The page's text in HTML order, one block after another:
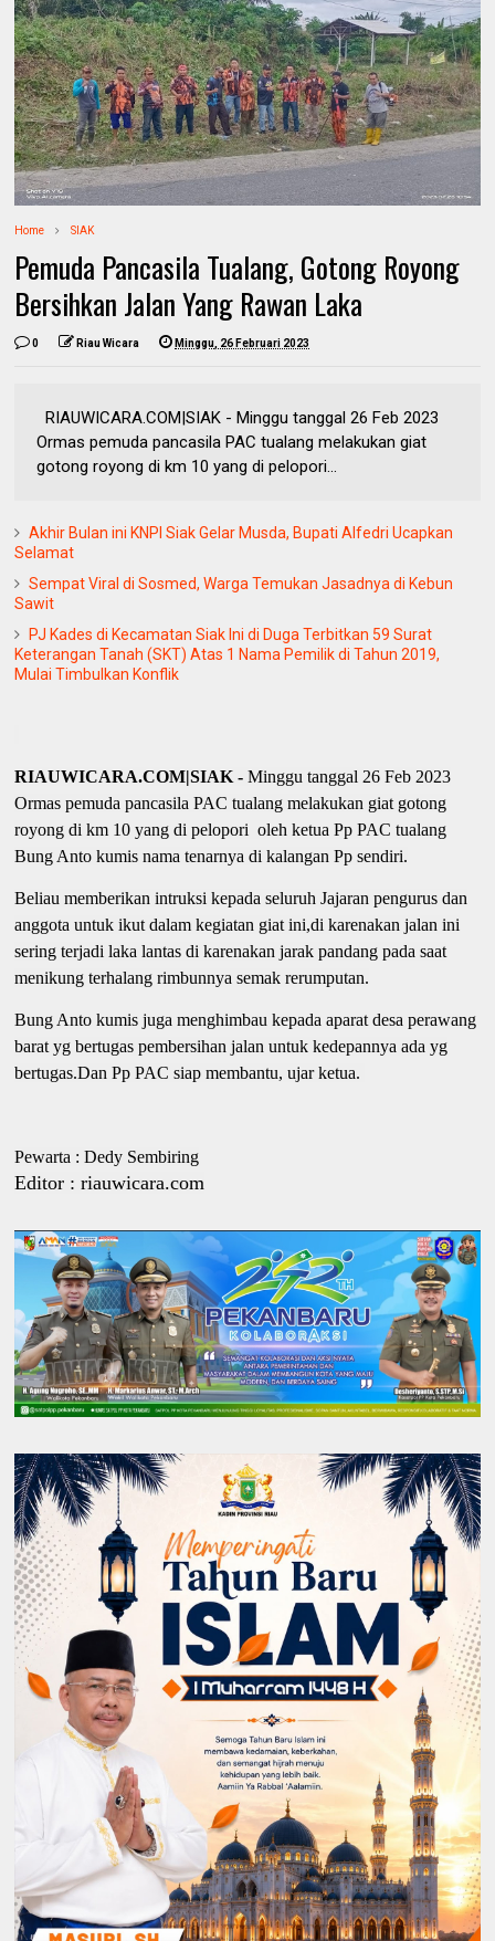
Home SIAK
Pemuda Pancasila Tualang, Gotong Royong
Bersihkan Jalan Yang Rawan Laka
0 Riau Wicara Minggu, 26 Februari 2023
RIAUWICARA.COM|SIAK - Minggu tanggal 26 Feb 2023
Ormas pemuda pancasila PAC tualang melakukan giat
gotong royong di km 10 yang di pelopori...
Akhir Bulan ini KNPI Siak Gelar Musda, Bupati Alfedri Ucapkan
Selamat
Sempat Viral di Sosmed, Warga Temukan Jasadnya di Kebun
Sawit
PJ Kades di Kecamatan Siak Ini di Duga Terbitkan 59 Surat
Keterangan Tanah (SKT) Atas 1 Nama Pemilik di Tahun 2019,
Mulai Timbulkan Konflik
RIAUWICARA.COM|SIAK -Minggu tanggal 26 Feb 2023
Ormas pemuda pancasila PAC tualang melakukan giat gotong
royong di km 10 yang di pelopori oleh ketua Pp PAC tualang
Bung Anto kumis nama tenarnya di kalangan Pp sendiri.
Beliau memberikan intruksi kepada seluruh Jajaran pengurus dan
anggota untuk ikut dalam kegiatan giat ini,di karenakan jalan ini
sering terjadi laka lantas di karenakan jarak pandang pada saat
menikung terhalang rimbunnya semak rerumputan.
Bung Anto kumis juga menghimbau kepada aparat desa perawang
barat yg bertugas pembersihan jalan untuk kedepannya ada yg
bertugas.Dan Pp PAC siap membantu, ujar ketua.
Pewarta : Dedy Sembiring
Editor : riauwicara.com